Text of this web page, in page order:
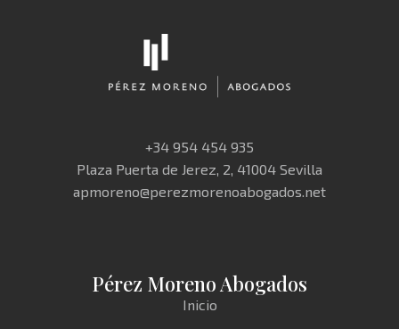
+34 954 454 935
Plaza Puerta de Jerez, 2, 41004 Sevilla
apmoreno@perezmorenoabogados.net
Pérez Moreno Abogados
Inicio